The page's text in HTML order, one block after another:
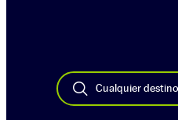
Cualquier